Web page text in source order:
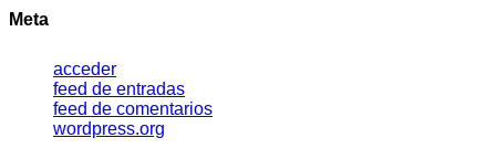
Meta
acceder
feed de entradas
feed de comentarios
wordpress.org